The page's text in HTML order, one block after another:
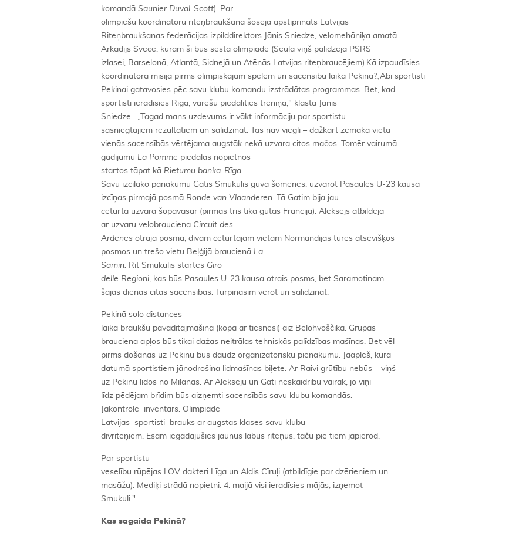
komandā Saunier Duval-Scott). Par
olimpiešu koordinatoru riteņbraukšanā šosejā apstiprināts Latvijas
Riteņbraukšanas federācijas izpilddirektors Jānis Sniedze, velomehāniķa amatā –
Arkādijs Svece, kuram šī būs sestā olimpiāde (Seulā viņš palīdzēja PSRS
izlasei, Barselonā, Atlantā, Sidnejā un Atēnās Latvijas riteņbraucējiem).Kā izpaudīsies
koordinatora misija pirms olimpiskajām spēlēm un sacensību laikā Pekinā?„Abi sportisti
Pekinai gatavosies pēc savu klubu komandu izstrādātas programmas. Bet, kad
sportisti ieradīsies Rīgā, varēšu piedalīties treniņā," klāsta Jānis
Sniedze. „Tagad mans uzdevums ir vākt informāciju par sportistu
sasniegtajiem rezultātiem un salīdzināt. Tas nav viegli – dažkārt zemāka vieta
vienās sacensībās vērtējama augstāk nekā uzvara citos mačos. Tomēr vairumā
gadījumu La Pomme piedalās nopietnos
startos tāpat kā Rietumu banka-Rīga.
Savu izcilāko panākumu Gatis Smukulis guva šomēnes, uzvarot Pasaules U-23 kausa
izcīņas pirmajā posmā Ronde van Vlaanderen. Tā Gatim bija jau
ceturtā uzvara šopavasar (pirmās trīs tika gūtas Francijā). Aleksejs atbildēja
ar uzvaru velobrauciena Circuit des
Ardenes otrajā posmā, divām ceturtajām vietām Normandijas tūres atsevišķos
posmos un trešo vietu Beļģijā braucienā La
Samin. Rīt Smukulis startēs Giro
delle Regioni, kas būs Pasaules U-23 kausa otrais posms, bet Saramotinam
šajās dienās citas sacensības. Turpināsim vērot un salīdzināt.
Pekinā solo distances
laikā braukšu pavadītājmašīnā (kopā ar tiesnesi) aiz Belohvoščika. Grupas
brauciena apļos būs tikai dažas neitrālas tehniskās palīdzības mašīnas. Bet vēl
pirms došanās uz Pekinu būs daudz organizatorisku pienākumu. Jāaplēš, kurā
datumā sportistiem jānodrošina lidmašīnas biļete. Ar Raivi grūtību nebūs – viņš
uz Pekinu lidos no Milānas. Ar Alekseju un Gati neskaidrību vairāk, jo viņi
līdz pēdējam brīdim būs aizņemti sacensībās savu klubu komandās.
Jākontrolē inventārs. Olimpiādē
Latvijas sportisti brauks ar augstas klases savu klubu
divriteņiem. Esam iegādājušies jaunus labus riteņus, taču pie tiem jāpierod.
Par sportistu
veselību rūpējas LOV dakteri Līga un Aldis Cīruļi (atbildīgie par dzērieniem un
masāžu). Mediķi strādā nopietni. 4. maijā visi ieradīsies mājās, izņemot
Smukuli."
Kas sagaida Pekinā?